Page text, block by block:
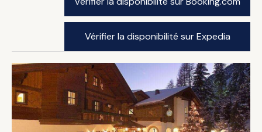
Vérifier la disponibilité sur Expedia